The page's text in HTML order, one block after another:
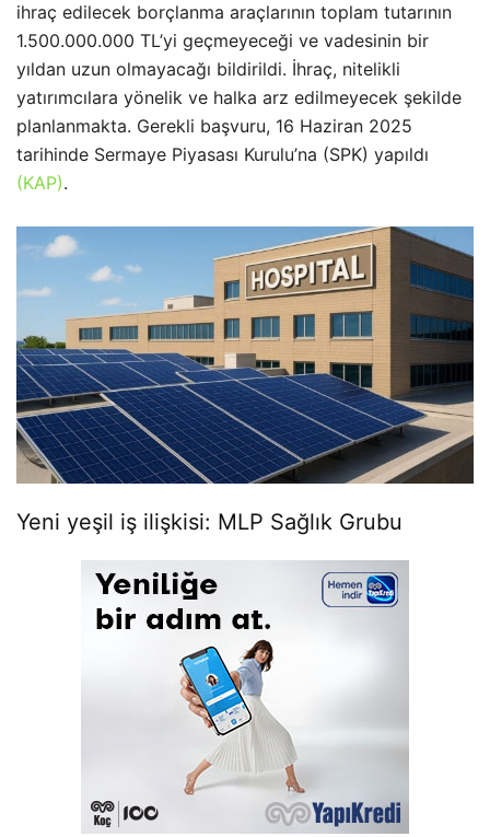
ihraç edilecek borçlanma araçlarının toplam tutarının
1.500.000.000 TL’yi geçmeyeceği ve vadesinin bir
yıldan uzun olmayacağı bildirildi. İhraç, nitelikli
yatırımcılara yönelik ve halka arz edilmeyecek şekilde
planlanmakta. Gerekli başvuru, 16 Haziran 2025
tarihinde Sermaye Piyasası Kurulu’na (SPK) yapıldı
(KAP).
Yeni yeşil iş ilişkisi: MLP Sağlık Grubu